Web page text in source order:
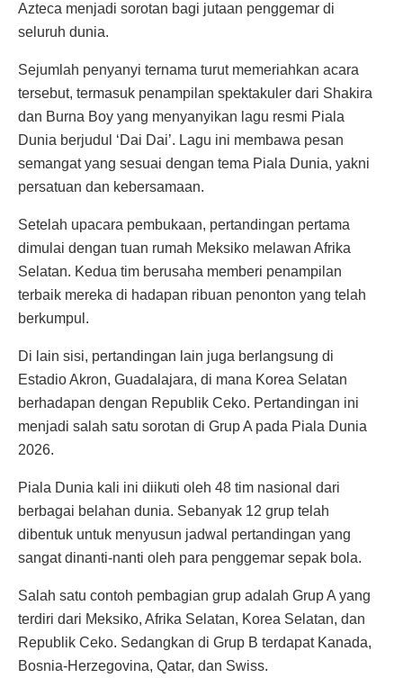
Azteca menjadi sorotan bagi jutaan penggemar di
seluruh dunia.
Sejumlah penyanyi ternama turut memeriahkan acara
tersebut, termasuk penampilan spektakuler dari Shakira
dan Burna Boy yang menyanyikan lagu resmi Piala
Dunia berjudul ‘Dai Dai’. Lagu ini membawa pesan
semangat yang sesuai dengan tema Piala Dunia, yakni
persatuan dan kebersamaan.
Setelah upacara pembukaan, pertandingan pertama
dimulai dengan tuan rumah Meksiko melawan Afrika
Selatan. Kedua tim berusaha memberi penampilan
terbaik mereka di hadapan ribuan penonton yang telah
berkumpul.
Di lain sisi, pertandingan lain juga berlangsung di
Estadio Akron, Guadalajara, di mana Korea Selatan
berhadapan dengan Republik Ceko. Pertandingan ini
menjadi salah satu sorotan di Grup A pada Piala Dunia
2026.
Piala Dunia kali ini diikuti oleh 48 tim nasional dari
berbagai belahan dunia. Sebanyak 12 grup telah
dibentuk untuk menyusun jadwal pertandingan yang
sangat dinanti-nanti oleh para penggemar sepak bola.
Salah satu contoh pembagian grup adalah Grup A yang
terdiri dari Meksiko, Afrika Selatan, Korea Selatan, dan
Republik Ceko. Sedangkan di Grup B terdapat Kanada,
Bosnia-Herzegovina, Qatar, dan Swiss.